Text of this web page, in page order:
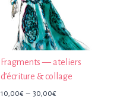
Fragments — ateliers
d’écriture & collage
10,00€ – 30,00€